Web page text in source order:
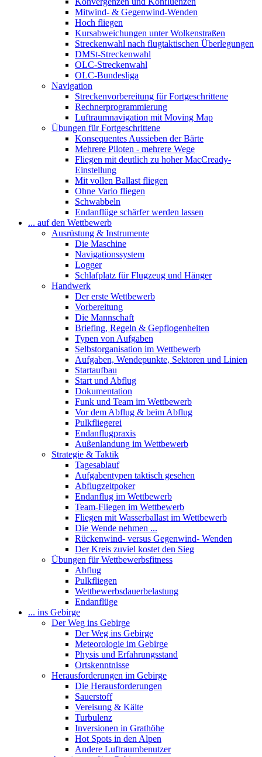
Mitwind- & Gegenwind-Wenden
Hoch fliegen
Kursabweichungen unter Wolkenstraßen
Streckenwahl nach flugtaktischen Überlegungen
DMSt-Streckenwahl
OLC-Streckenwahl
OLC-Bundesliga
Navigation
Streckenvorbereitung für Fortgeschrittene
Rechnerprogrammierung
Luftraumnavigation mit Moving Map
Übungen für Fortgeschrittene
Konsequentes Aussieben der Bärte
Mehrere Piloten - mehrere Wege
Fliegen mit deutlich zu hoher MacCready-
Einstellung
Mit vollen Ballast fliegen
Ohne Vario fliegen
Schwabbeln
Endanflüge schärfer werden lassen
... auf den Wettbewerb
Ausrüstung & Instrumente
Die Maschine
Navigationssystem
Logger
Schlafplatz für Flugzeug und Hänger
Handwerk
Der erste Wettbewerb
Vorbereitung
Die Mannschaft
Briefing, Regeln & Gepflogenheiten
Typen von Aufgaben
Selbstorganisation im Wettbewerb
Aufgaben, Wendepunkte, Sektoren und Linien
Startaufbau
Start und Abflug
Dokumentation
Funk und Team im Wettbewerb
Vor dem Abflug & beim Abflug
Pulkfliegerei
Endanflugpraxis
Außenlandung im Wettbewerb
Strategie & Taktik
Tagesablauf
Aufgabentypen taktisch gesehen
Abflugzeitpoker
Endanflug im Wettbewerb
Team-Fliegen im Wettbewerb
Fliegen mit Wasserballast im Wettbewerb
Die Wende nehmen ...
Rückenwind- versus Gegenwind- Wenden
Der Kreis zuviel kostet den Sieg
Übungen für Wettbewerbsfitness
Abflug
Pulkfliegen
Wettbewerbsdauerbelastung
Endanflüge
... ins Gebirge
Der Weg ins Gebirge
Der Weg ins Gebirge
Meteorologie im Gebirge
Physis und Erfahrungsstand
Ortskenntnisse
Herausforderungen im Gebirge
Die Herausforderungen
Sauerstoff
Vereisung & Kälte
Turbulenz
Inversionen in Grathöhe
Hot Spots in den Alpen
Andere Luftraumbenutzer